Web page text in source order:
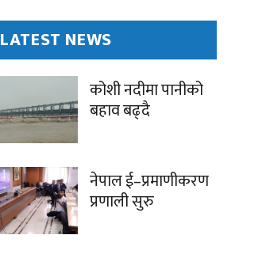
LATEST NEWS
कोशी नदीमा पानीको
बहाव बढ्दै
नेपाल ई–प्रमाणीकरण
प्रणाली सुरु